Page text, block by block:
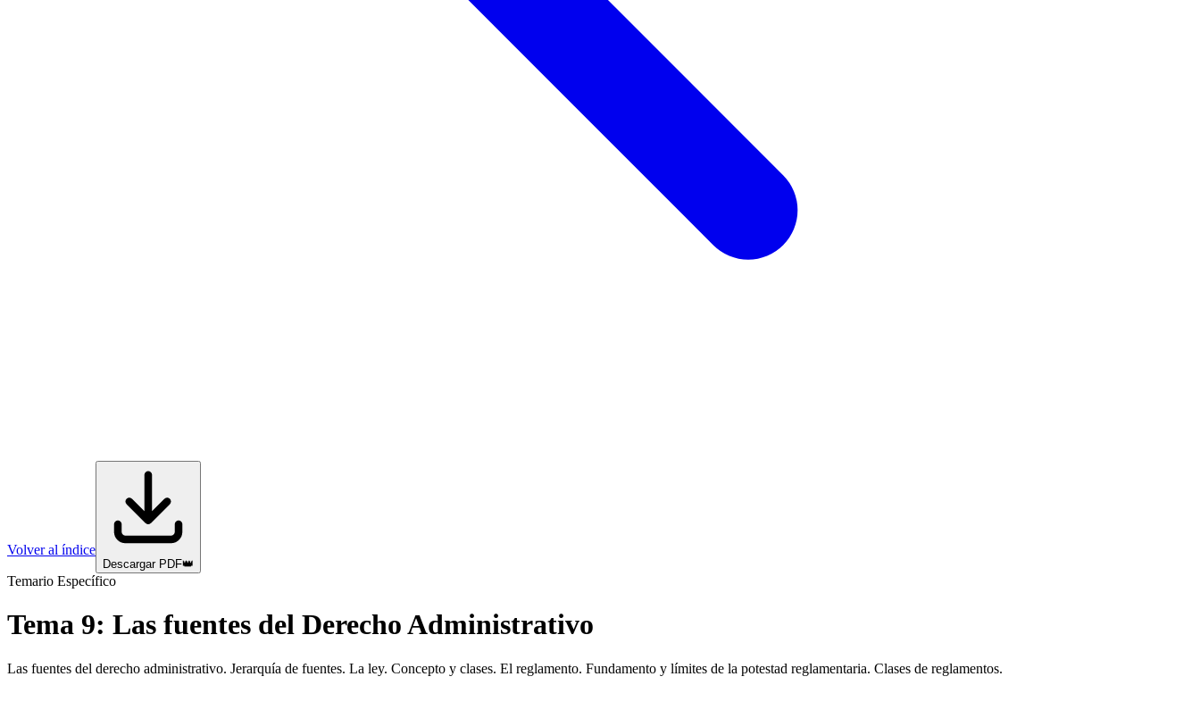
Volver al índice
Descargar PDF👑
Temario Específico
Tema 9: Las fuentes del Derecho Administrativo
Las fuentes del derecho administrativo. Jerarquía de fuentes. La ley. Concepto y clases. El reglamento. Fundamento y límites de la potestad reglamentaria. Clases de reglamentos.